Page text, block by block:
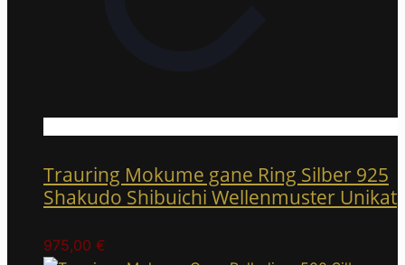
Trauring Mokume gane Ring Silber 925
Shakudo Shibuichi Wellenmuster Unikat
975,00 €